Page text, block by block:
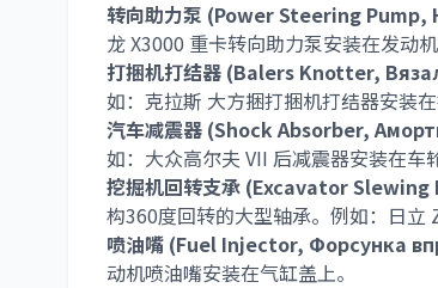
转向助力泵 (Power Steering
龙 X3000 重卡转向助力泵安装在发动
打捆机打结器 (Balers Knotter,
如： 克拉斯 大方捆打捆机打结器安装
汽车减震器 (Shock Absorber,
如： 大众高尔夫 VII 后减震器安装在车
挖掘机回转支承 (Excavator
构360度回转的大型轴承。例如： 日立
喷油嘴 (Fuel Injector, Форсунка
动机喷油嘴安装在气缸盖上。